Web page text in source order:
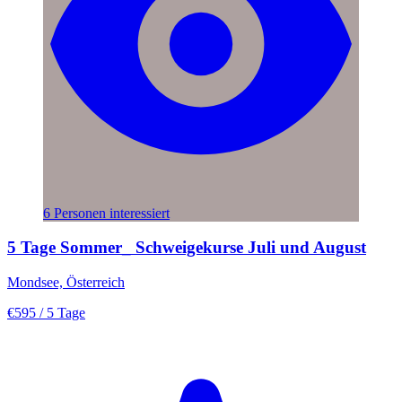
6 Personen interessiert
5 Tage Sommer_ Schweigekurse Juli und August
Mondsee, Österreich
€595 / 5 Tage